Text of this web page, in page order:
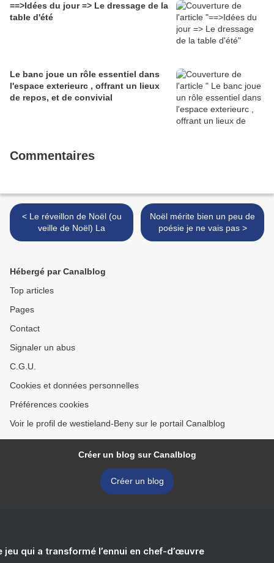
==>Idées du jour => Le dressage de la
table d'été
Le banc joue un rôle essentiel dans
l'espace exterieurc , offrant un lieux
de repos, et de convivial
Commentaires
< Le réveillon de Noël (ou
veille de Noël) La
Noël mérite bien un peu de
poésie je ne vais pas >
Hébergé par Canalblog
Top articles
Pages
Contact
Signaler un abus
C.G.U.
Cookies et données personnelles
Préférences cookies
Voir le profil de westieland-Beny sur le portail Canalblog
Créer un blog sur Canalblog
Créer un blog
jeu qui a transformé l’ennui en chef-d’œuvre